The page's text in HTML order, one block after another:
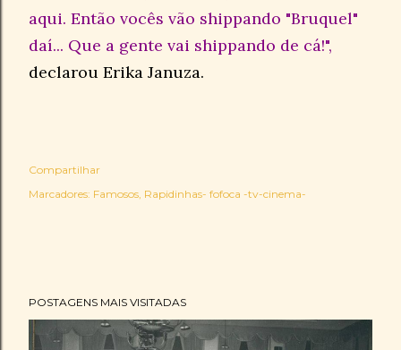
aqui. Então vocês vão shippando "Bruquel"
daí... Que a gente vai shippando de cá!",
declarou Erika Januza.
Compartilhar
Marcadores: Famosos Rapidinhas- fofoca -tv-cinema-
POSTAGENS MAIS VISITADAS